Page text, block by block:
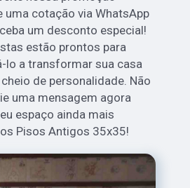
uma cotação via WhatsApp
um desconto especial!
estão prontos para
lo a transformar sua casa
de personalidade. Não
uma mensagem agora
espaço ainda mais
Pisos Antigos 35x35!